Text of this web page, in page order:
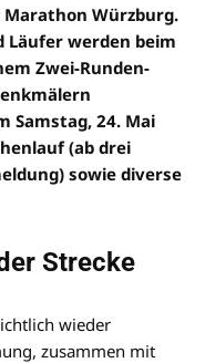
Marathon Würzburg.
Läufer werden beim
Zwei-Runden-
24. Mai
(ab drei
sowie diverse
Strecke
wieder
zusammen mit